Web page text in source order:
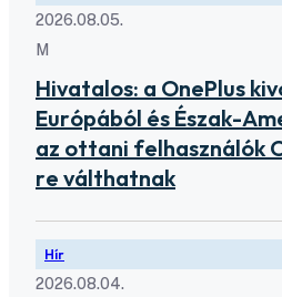
2026.08.05.
M
Hivatalos: a OnePlus
Európából és Észak-
az ottani felhasználók
re válthatnak
Hír
2026.08.04.